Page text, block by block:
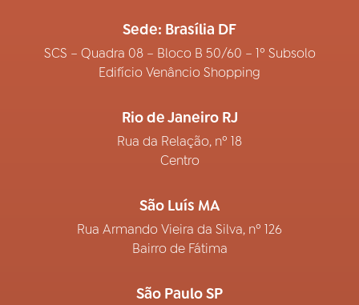
Sede: Brasília DF
SCS – Quadra 08 – Bloco B 50/60 – 1º Subsolo
Edifício Venâncio Shopping
Rio de Janeiro RJ
Rua da Relação, nº 18
Centro
São Luís MA
Rua Armando Vieira da Silva, nº 126
Bairro de Fátima
São Paulo SP